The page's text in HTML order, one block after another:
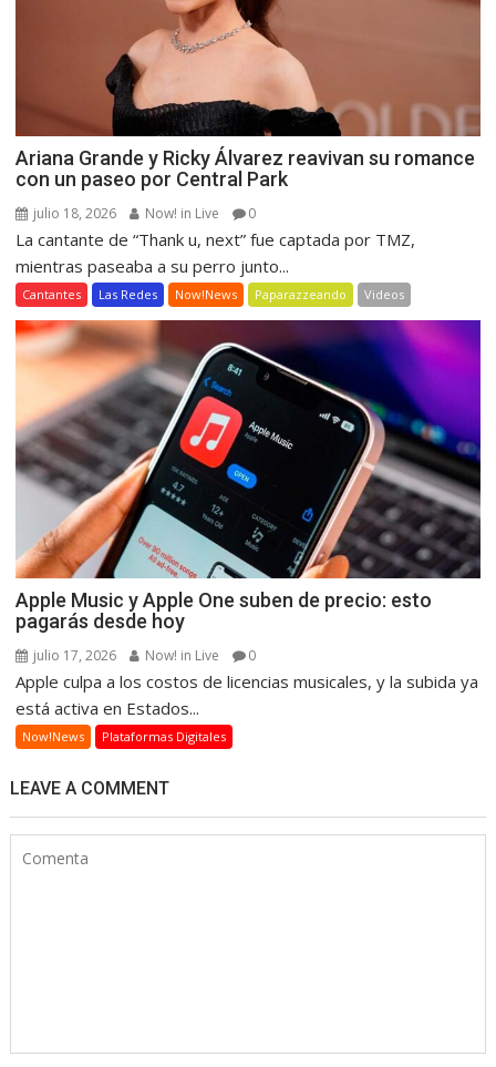
Ariana Grande y Ricky Álvarez reavivan su romance
con un paseo por Central Park
julio 18, 2026 Now! in Live 0
La cantante de “Thank u, next” fue captada por TMZ,
mientras paseaba a su perro junto...
Cantantes Las Redes Now!News Paparazzeando Videos
Apple Music y Apple One suben de precio: esto
pagarás desde hoy
julio 17, 2026 Now! in Live 0
Apple culpa a los costos de licencias musicales, y la subida ya
está activa en Estados...
Now!News Plataformas Digitales
LEAVE A COMMENT